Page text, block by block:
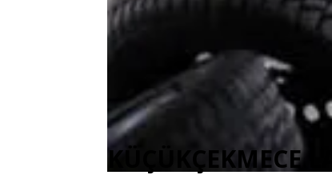
KÜÇÜKÇEKMECE